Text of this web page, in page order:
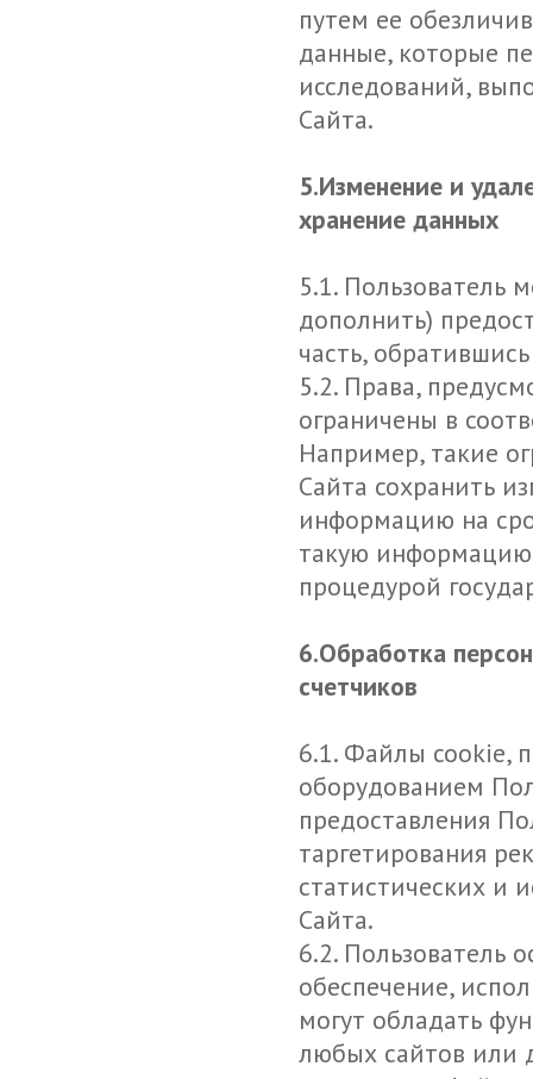
путем ее
данные, которые
исследований,
Сайта.
5.Изменение и
хранение данных
5.1. Пользователь
дополнить)
часть,
5.2. Права,
ограничены в
Например, такие
Сайта сохранить
информацию на
такую информацию
процедурой
6.Обработка
счетчиков
6.1. Файлы cookie,
оборудованием
предоставления
таргетирования
статистических и
Сайта.
6.2. Пользователь
обеспечение,
могут обладать
любых сайтов или